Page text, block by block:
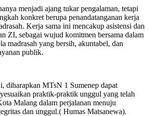
menjadi ajang tukar pengalaman, tetapi
konkret berupa penandatanganan kerja
Kerja sama ini mencakup asistensi dan
ZI, sebagai wujud komitmen bersama dalam
madrasah yang bersih, akuntabel, dan
publik.
diharapkan MTsN 1 Sumenep dapat
praktik-praktik unggul yang telah
Malang dalam perjalanan menuju
dan unggul.( Humas Matsanewa).